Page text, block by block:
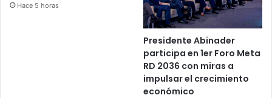
Hace 5 horas
Presidente Abinader
participa en 1er Foro Meta
RD 2036 con miras a
impulsar el crecimiento
económico